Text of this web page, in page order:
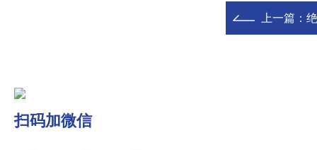
上一篇：
扫码加微信